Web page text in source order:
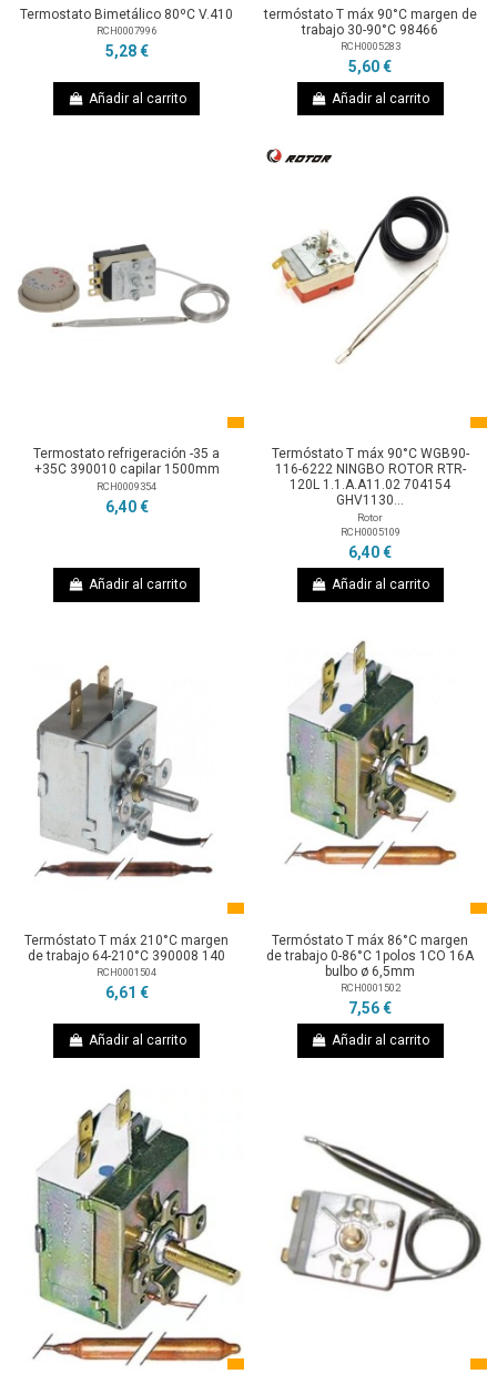
Termostato Bimetálico 80ºC V.410
RCH0007996
5,28 €
Añadir al carrito
termóstato T máx 90°C margen de
trabajo 30-90°C 98466
RCH0005283
5,60 €
Añadir al carrito
Termostato refrigeración -35 a
+35C 390010 capilar 1500mm
RCH0009354
6,40 €
Añadir al carrito
Termóstato T máx 90°C WGB90-
116-6222 NINGBO ROTOR RTR-
120L 1.1.A.A11.02 704154
GHV1130...
Rotor
RCH0005109
6,40 €
Añadir al carrito
Termóstato T máx 210°C margen
de trabajo 64-210°C 390008 140
RCH0001504
6,61 €
Añadir al carrito
Termóstato T máx 86°C margen
de trabajo 0-86°C 1polos 1CO 16A
bulbo ø 6,5mm
RCH0001502
7,56 €
Añadir al carrito